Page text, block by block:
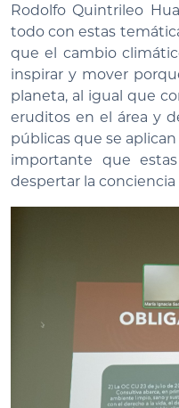
Rodolfo Quintrileo
todo con estas
que el cambio
inspirar y mover
planeta, al igual que
eruditos en el área y
públicas que se
importante que
despertar la conciencia